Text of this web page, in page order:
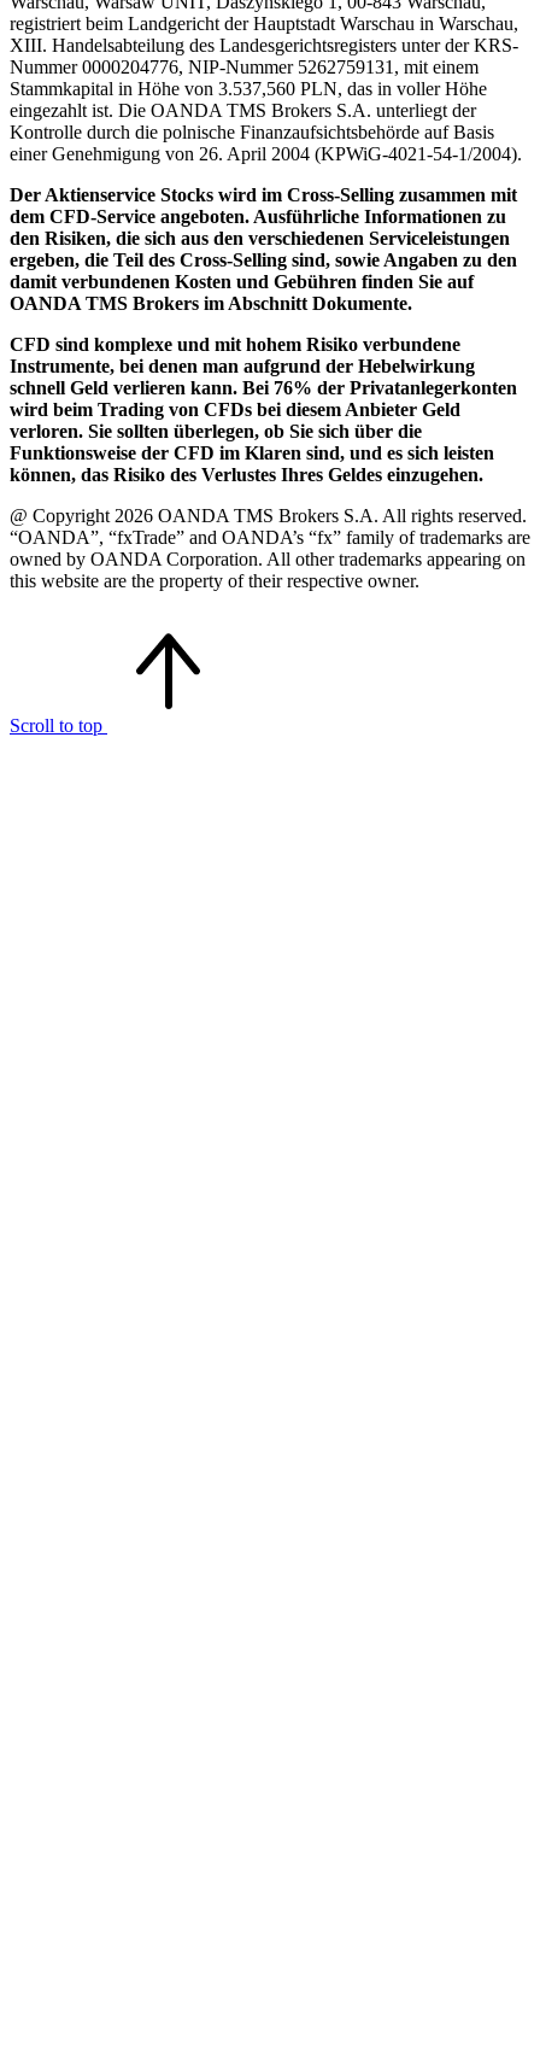
registriert beim Landgericht der Hauptstadt Warschau in Warschau,
XIII. Handelsabteilung des Landesgerichtsregisters unter der KRS-
Nummer 0000204776, NIP-Nummer 5262759131, mit einem
Stammkapital in Höhe von 3.537,560 PLN, das in voller Höhe
eingezahlt ist. Die OANDA TMS Brokers S.A. unterliegt der
Kontrolle durch die polnische Finanzaufsichtsbehörde auf Basis
einer Genehmigung von 26. April 2004 (KPWiG-4021-54-1/2004).
Der Aktienservice Stocks wird im Cross-Selling zusammen mit
dem CFD-Service angeboten. Ausführliche Informationen zu
den Risiken, die sich aus den verschiedenen Serviceleistungen
ergeben, die Teil des Cross-Selling sind, sowie Angaben zu den
damit verbundenen Kosten und Gebühren finden Sie auf
OANDA TMS Brokers im Abschnitt Dokumente.
CFD sind komplexe und mit hohem Risiko verbundene
Instrumente, bei denen man aufgrund der Hebelwirkung
schnell Geld verlieren kann. Bei 76% der Privatanlegerkonten
wird beim Trading von CFDs bei diesem Anbieter Geld
verloren. Sie sollten überlegen, ob Sie sich über die
Funktionsweise der CFD im Klaren sind, und es sich leisten
können, das Risiko des Verlustes Ihres Geldes einzugehen.
@ Copyright 2026 OANDA TMS Brokers S.A. All rights reserved.
“OANDA”, “fxTrade” and OANDA’s “fx” family of trademarks are
owned by OANDA Corporation. All other trademarks appearing on
this website are the property of their respective owner.
Scroll to top